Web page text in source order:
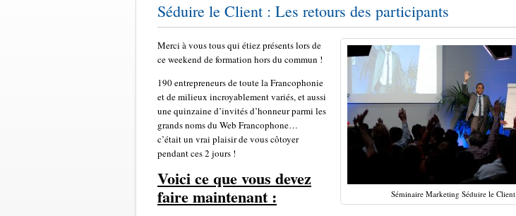
Séduire le Client : Les retours des participants
Séminaire Marketing Séduire le Client
Merci à vous tous qui étiez présents lors de
ce weekend de formation hors du commun !
190 entrepreneurs de toute la Francophonie
et de milieux incroyablement variés, et aussi
une quinzaine d’invités d’honneur parmi les
grands noms du Web Francophone…
c’était un vrai plaisir de vous côtoyer
pendant ces 2 jours !
Voici ce que vous devez
faire maintenant :